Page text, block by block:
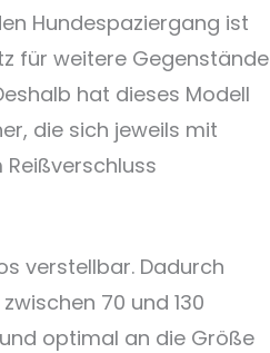
Hundespaziergang ist
für weitere Gegenstände
hat dieses Modell
die sich jeweils mit
verstellbar. Dadurch
70 und 130
optimal an die Größe